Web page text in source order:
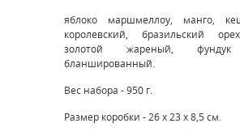
яблоко маршмеллоу, манго,
королевский, бразильский
золотой жареный,
бланшированный.
Вес набора - 950 г.
Размер коробки - 26 х 23 х 8,5 см.